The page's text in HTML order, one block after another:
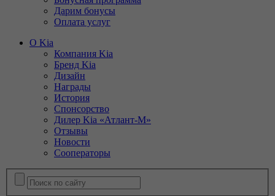
Дарим бонусы
Оплата услуг
О Kia
Компания Kia
Бренд Kia
Дизайн
Награды
История
Спонсорство
Дилер Kia «Атлант-М»
Отзывы
Новости
Сооператоры